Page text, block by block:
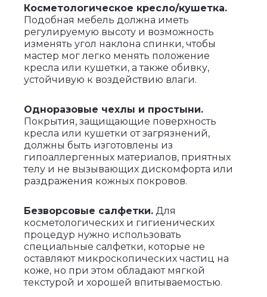
Косметологическое кресло/кушетка.
Подобная мебель должна иметь
регулируемую высоту и возможность
изменять угол наклона спинки, чтобы
мастер мог легко менять положение
кресла или кушетки, а также обивку,
устойчивую к воздействию влаги.
Одноразовые чехлы и простыни.
Покрытия, защищающие поверхность
кресла или кушетки от загрязнений,
должны быть изготовлены из
гипоаллергенных материалов, приятных
телу и не вызывающих дискомфорта или
раздражения кожных покровов.
Безворсовые салфетки. Для
косметологических и гигиенических
процедур нужно использовать
специальные салфетки, которые не
оставляют микроскопических частиц на
коже, но при этом обладают мягкой
текстурой и хорошей впитываемостью.